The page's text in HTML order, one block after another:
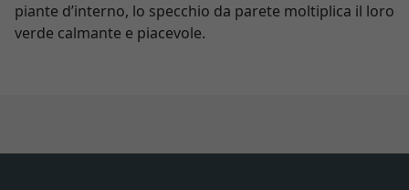
piante d’interno, lo specchio da parete moltiplica il loro
verde calmante e piacevole.